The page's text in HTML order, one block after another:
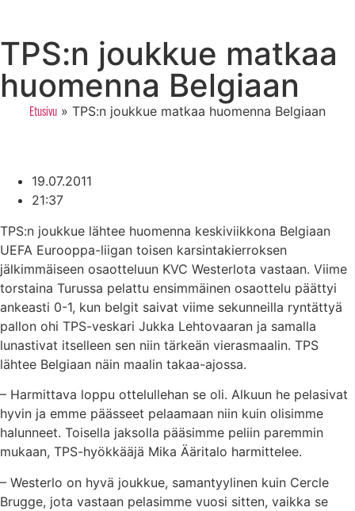
TPS:n joukkue matkaa
huomenna Belgiaan
Etusivu » TPS:n joukkue matkaa huomenna Belgiaan
19.07.2011
21:37
TPS:n joukkue lähtee huomenna keskiviikkona Belgiaan
UEFA Eurooppa-liigan toisen karsintakierroksen
jälkimmäiseen osaotteluun KVC Westerlota vastaan. Viime
torstaina Turussa pelattu ensimmäinen osaottelu päättyi
ankeasti 0-1, kun belgit saivat viime sekunneilla ryntättyä
pallon ohi TPS-veskari Jukka Lehtovaaran ja samalla
lunastivat itselleen sen niin tärkeän vierasmaalin. TPS
lähtee Belgiaan näin maalin takaa-ajossa.
– Harmittava loppu ottelullehan se oli. Alkuun he pelasivat
hyvin ja emme päässeet pelaamaan niin kuin olisimme
halunneet. Toisella jaksolla pääsimme peliin paremmin
mukaan, TPS-hyökkääjä Mika Ääritalo harmittelee.
– Westerlo on hyvä joukkue, samantyylinen kuin Cercle
Brugge, jota vastaan pelasimme vuosi sitten, vaikka se